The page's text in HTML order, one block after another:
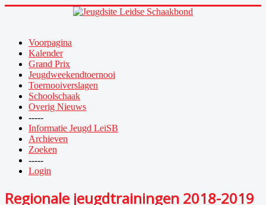
Voorpagina
Kalender
Grand Prix
Jeugdweekendtoernooi
Toernooiverslagen
Schoolschaak
Overig Nieuws
-----
Informatie Jeugd LeiSB
Archieven
Zoeken
-----
Login
Regionale jeugdtrainingen 2018-2019